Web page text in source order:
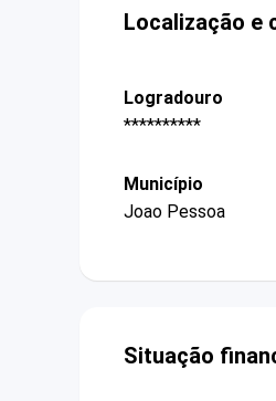
Localização e
Logradouro
**********
Município
Joao Pessoa
Situação